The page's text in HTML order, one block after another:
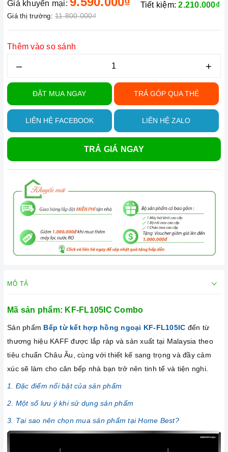
Giá khuyến mại:
Giá thị trường: 11.800.000₫
Tiết kiệm:2.210.000₫
Thêm vào so sánh
– +
ĐẶT MUA NGAY TRẢ GÓP QUA THẺ
LIÊN HỆ FACEBOOK LIÊN HỆ ZALO
TRẢ GIÁ NGAY
MÔ TẢ
Mã sản phẩm: KF-FL105IC Combo
Sản phẩm Bếp từ kết hợp hồng ngoại KF-FL105IC đến từ
thương hiệu KAFF được lắp ráp và sản xuất tại Malaysia theo
tiêu chuẩn Châu Âu, cùng với thiết kế sang trọng và đầy cảm
xúc sẽ làm cho căn bếp nhà bạn trở nên tinh tế và tiện nghi.
1. Đặc điểm nổi bật của sản phẩm
2. Một số lưu ý khi sử dụng sản phẩm
3. Tại sao nên chọn mua sản phẩm tại Home Best?